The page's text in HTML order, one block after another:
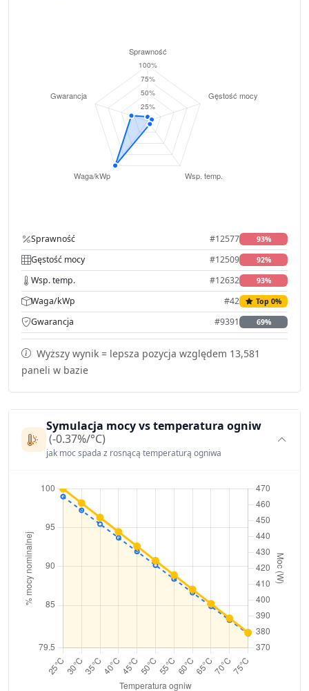
Sprawność #12577 93%
Gęstość mocy #12509 92%
Wsp. temp. #12632 93%
Waga/kWp #42 Top 0%
Gwarancja #9391 69%
Wyższy wynik = lepsza pozycja względem 13,581
paneli w bazie
Symulacja mocy vs temperatura ogniw
(-0.37%/°C)
jak moc spada z rosnącą temperaturą ogniwa